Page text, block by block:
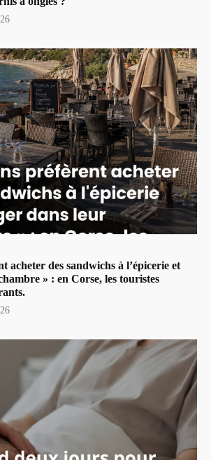
acheter des sandwichs à l’épicerie et
» : en Corse, les touristes